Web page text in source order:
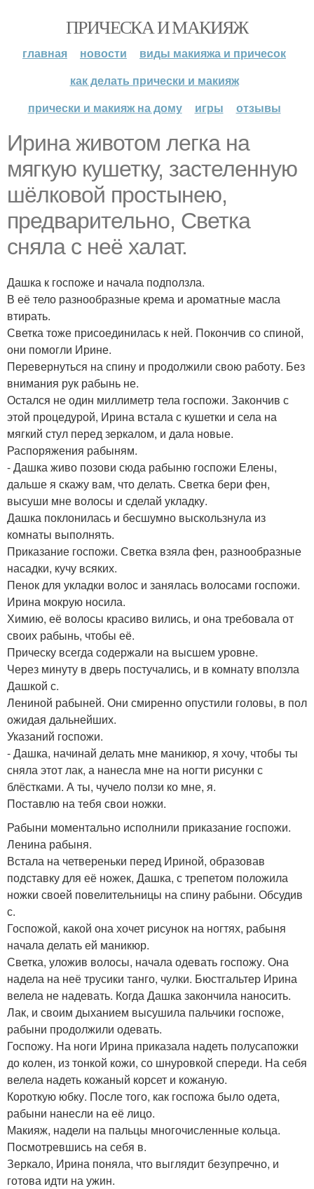
ПРИЧЕСКА И МАКИЯЖ
главная новости
виды макияжа и причесок
как делать прически и макияж
прически и макияж на дому
игры отзывы
Ирина животом легка на
мягкую кушетку, застеленную
шёлковой простынею,
предварительно, Светка
сняла с неё халат.
Дашка к госпоже и начала подползла.
В её тело разнообразные крема и ароматные масла
втирать.
Светка тоже присоединилась к ней. Покончив со спиной,
они помогли Ирине.
Перевернуться на спину и продолжили свою работу. Без
внимания рук рабынь не.
Остался не один миллиметр тела госпожи. Закончив с
этой процедурой, Ирина встала с кушетки и села на
мягкий стул перед зеркалом, и дала новые.
Распоряжения рабыням.
- Дашка живо позови сюда рабыню госпожи Елены,
дальше я скажу вам, что делать. Светка бери фен,
высуши мне волосы и сделай укладку.
Дашка поклонилась и бесшумно выскользнула из
комнаты выполнять.
Приказание госпожи. Светка взяла фен, разнообразные
насадки, кучу всяких.
Пенок для укладки волос и занялась волосами госпожи.
Ирина мокрую носила.
Химию, её волосы красиво вились, и она требовала от
своих рабынь, чтобы её.
Прическу всегда содержали на высшем уровне.
Через минуту в дверь постучались, и в комнату вползла
Дашкой с.
Лениной рабыней. Они смиренно опустили головы, в пол
ожидая дальнейших.
Указаний госпожи.
- Дашка, начинай делать мне маникюр, я хочу, чтобы ты
сняла этот лак, а нанесла мне на ногти рисунки с
блёстками. А ты, чучело ползи ко мне, я.
Поставлю на тебя свои ножки.
Рабыни моментально исполнили приказание госпожи.
Ленина рабыня.
Встала на четвереньки перед Ириной, образовав
подставку для её ножек, Дашка, с трепетом положила
ножки своей повелительницы на спину рабыни. Обсудив
с.
Госпожой, какой она хочет рисунок на ногтях, рабыня
начала делать ей маникюр.
Светка, уложив волосы, начала одевать госпожу. Она
надела на неё трусики танго, чулки. Бюстгальтер Ирина
велела не надевать. Когда Дашка закончила наносить.
Лак, и своим дыханием высушила пальчики госпоже,
рабыни продолжили одевать.
Госпожу. На ноги Ирина приказала надеть полусапожки
до колен, из тонкой кожи, со шнуровкой спереди. На себя
велела надеть кожаный корсет и кожаную.
Короткую юбку. После того, как госпожа было одета,
рабыни нанесли на её лицо.
Макияж, надели на пальцы многочисленные кольца.
Посмотревшись на себя в.
Зеркало, Ирина поняла, что выглядит безупречно, и
готова идти на ужин.